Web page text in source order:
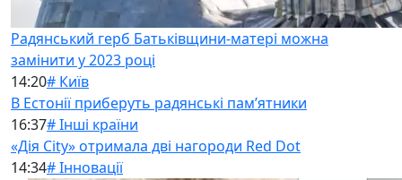
Радянський герб Батьківщини-матері можна
замінити у 2023 році
14:20# Київ
В Естонії приберуть радянські памʼятники
16:37# Інші країни
«Дія City» отримала дві нагороди Red Dot
14:34# Інновації